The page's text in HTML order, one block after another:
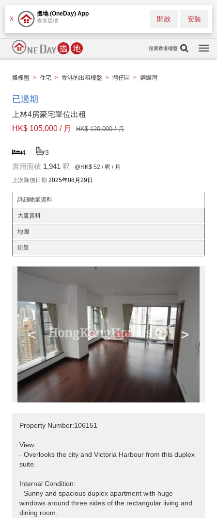
X
搵地 (OneDay) App
香港搵樓 安裝
開啟
搜索香港樓盤
搵樓盤 > 住宅 > 香港的出租樓盤 > 灣仔區 > 銅鑼灣
已過期
上林4房豪宅單位出租
HK$ 105,000 / 月
HK$ 120,000 / 月
4 3
實用面積 1,941 呎 @HK$ 52 / 呎 / 月
上次降價日期 2025年08月29日
詳細物業資料
大廈資料
地圖
街景
< >
Property Number:106151
View:
- Overlooks the city and Victoria Harbour from this duplex
suite.
Internal Condition:
- Sunny and spacious duplex apartment with huge
windows around three sides of the rectangular living and
dining room.